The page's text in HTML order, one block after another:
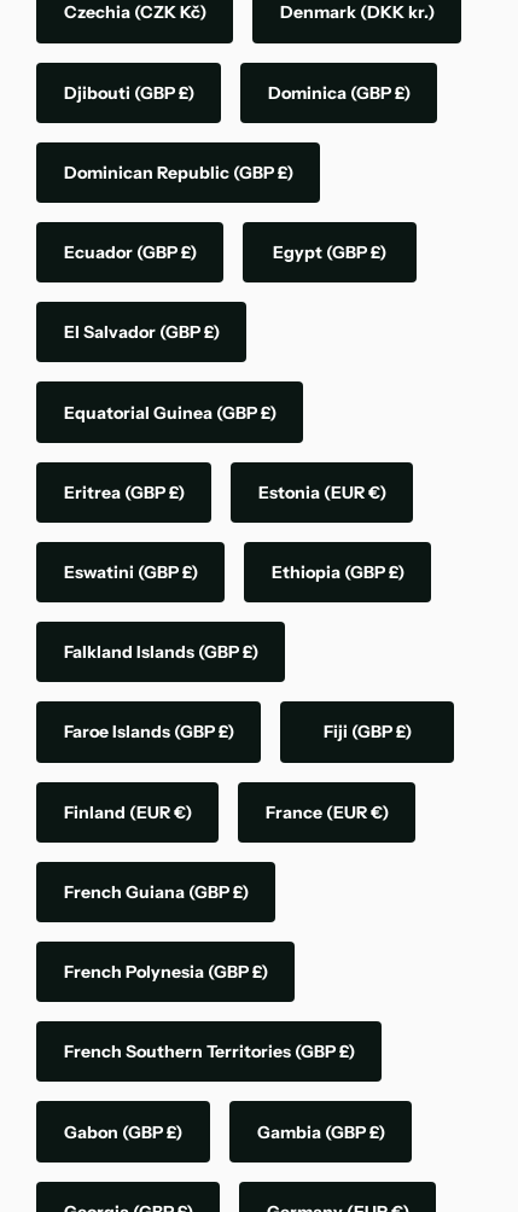
Czechia (CZK Kč) Denmark (DKK kr.)
Djibouti (GBP £) Dominica (GBP £)
Dominican Republic (GBP £)
Ecuador (GBP £) Egypt (GBP £)
El Salvador (GBP £)
Equatorial Guinea (GBP £)
Eritrea (GBP £) Estonia (EUR €)
Eswatini (GBP £) Ethiopia (GBP £)
Falkland Islands (GBP £)
Faroe Islands (GBP £) Fiji (GBP £)
Finland (EUR €) France (EUR €)
French Guiana (GBP £)
French Polynesia (GBP £)
French Southern Territories (GBP £)
Gabon (GBP £) Gambia (GBP £)